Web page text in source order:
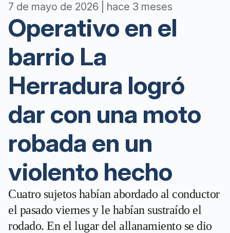
7 de mayo de 2026 | hace 3 meses
Operativo en el
barrio La
Herradura logró
dar con una moto
robada en un
violento hecho
Cuatro sujetos habían abordado al conductor
el pasado viernes y le habían sustraído el
rodado. En el lugar del allanamiento se dio